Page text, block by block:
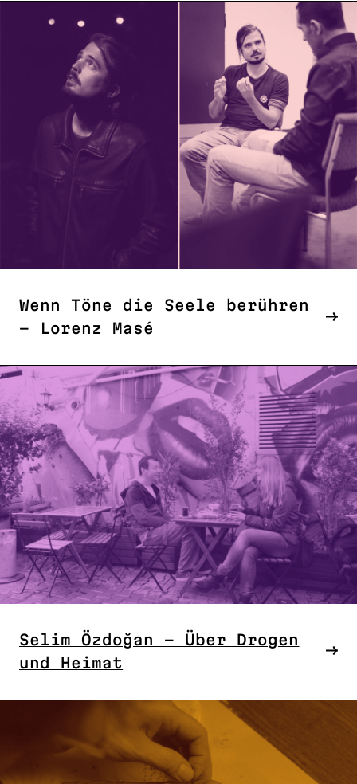
Wenn Töne die Seele berühren
– Lorenz Masé
Selim Özdoğan – Über Drogen
und Heimat